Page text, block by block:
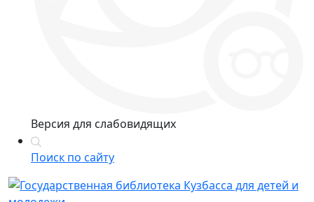
Версия для слабовидящих
Поиск по сайту